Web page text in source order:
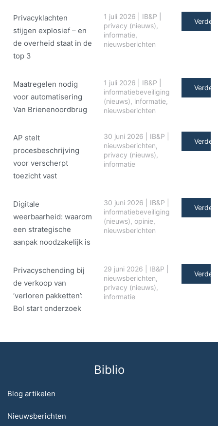
Privacyklachten
stijgen explosief – en
de overheid staat in de
top 3
1 juli 2026 IB&P
privacy (nieuws),
informatie,
nieuwsberichten
Verder
Maatregelen nodig
voor automatisering
Van Brienenoordbrug
1 juli 2026 IB&P
informatiebeveiliging
(nieuws), informatie,
nieuwsberichten
Verder
AP stelt
procesbeschrijving
voor verscherpt
toezicht vast
30 juni 2026 IB&P
nieuwsberichten,
privacy (nieuws),
informatie
Verder
Digitale
weerbaarheid: waarom
een strategische
aanpak noodzakelijk is
30 juni 2026 IB&P
informatiebeveiliging
(nieuws), opinie,
nieuwsberichten
Verder
Privacyschending bij
de verkoop van
‘verloren pakketten’:
Bol start onderzoek
29 juni 2026 IB&P
nieuwsberichten,
privacy (nieuws),
informatie
Verder
Biblio
Blog artikelen
Nieuwsberichten